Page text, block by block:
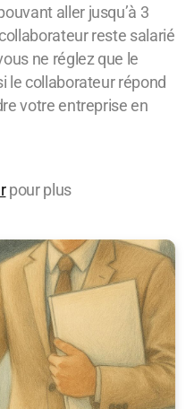
aller jusqu’à 3
reste salarié
ne réglez que le
le collaborateur répond
votre entreprise en
pour plus